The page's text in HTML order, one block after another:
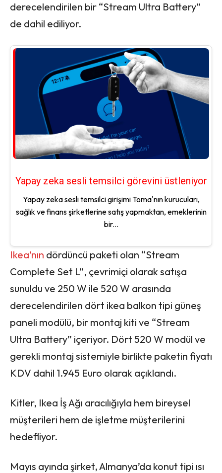
derecelendirilen bir “Stream Ultra Battery”
de dahil ediliyor.
Yapay zeka sesli temsilci görevini üstleniyor
Yapay zeka sesli temsilci girişimi Toma'nın kurucuları,
sağlık ve finans şirketlerine satış yapmaktan, emeklerinin
bir...
Ikea’nın dördüncü paketi olan “Stream
Complete Set L”, çevrimiçi olarak satışa
sunuldu ve 250 W ile 520 W arasında
derecelendirilen dört ikea balkon tipi güneş
paneli modülü, bir montaj kiti ve “Stream
Ultra Battery” içeriyor. Dört 520 W modül ve
gerekli montaj sistemiyle birlikte paketin fiyatı
KDV dahil 1.945 Euro olarak açıklandı.
Kitler, Ikea İş Ağı aracılığıyla hem bireysel
müşterileri hem de işletme müşterilerini
hedefliyor.
Mayıs ayında şirket, Almanya’da konut tipi ısı